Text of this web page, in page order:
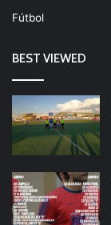
Fútbol
BEST VIEWED